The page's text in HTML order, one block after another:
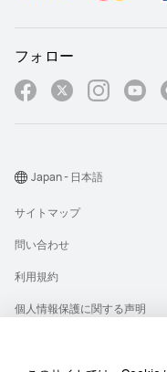
フォロー
サイトマップ
問い合わせ
利用規約
個人情報保護に関する声明
Japan - 日本語